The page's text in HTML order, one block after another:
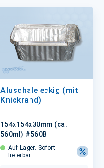
Aluschale eckig (mit
Knickrand)
154x154x30mm (ca.
560ml) #560B
Auf Lager. Sofort
lieferbar.